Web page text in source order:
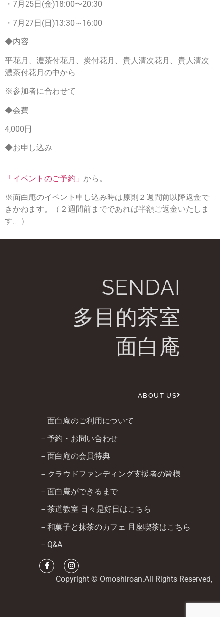
・7月25日(金)18:00〜20:30
・7月27日(日)13:30～16:00
◆内容
平花月、濃茶付花月、炭付花月、貴人清次花月、貴人清次
濃茶付花月の中から
※参加者に合わせて
◆会費
4,000円
◆お申し込み
「イベントのご予約」 から。
※面白庵のイベント申し込み時は原則２週間前以降返金で
きかねます。（２週間前までであれば半額ご返金いたしま
す。）
SENDAI
多目的茶室
面白庵
ABOUT US
－面白庵のご利用について
－予約・お問い合わせ
－面白庵の会員特典
－クラウドファンディング支援者の皆様
－面白庵ができるまで
－茶道教室 日々是好日はこちら
－和菓子と抹茶のカフェ 且座喫茶はこちら
－Q&A
Copyright © Omoshiroan.All Rights Reserved,